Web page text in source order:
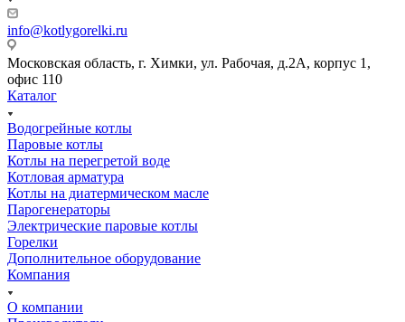
info@kotlygorelki.ru
Московская область, г. Химки, ул. Рабочая, д.2А, корпус 1,
офис 110
Каталог
Водогрейные котлы
Паровые котлы
Котлы на перегретой воде
Котловая арматура
Котлы на диатермическом масле
Парогенераторы
Электрические паровые котлы
Горелки
Дополнительное оборудование
Компания
О компании